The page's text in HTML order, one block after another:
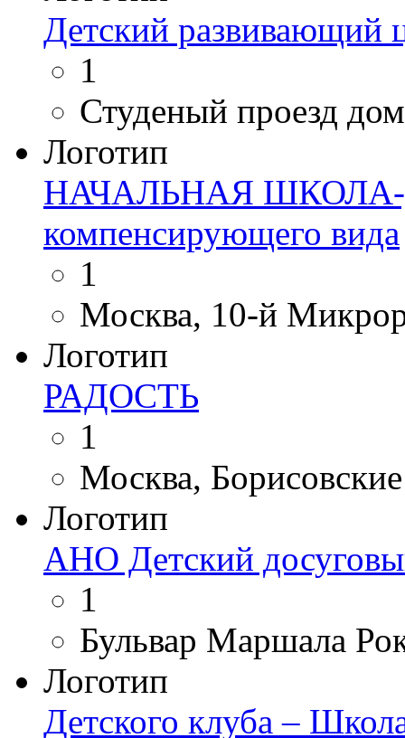
Детский развивающий
1
Студеный проезд
Логотип
НАЧАЛЬНАЯ
компенсирующего вида
1
Москва, 10-й
Логотип
РАДОСТЬ
1
Москва,
Логотип
АНО Детский
1
Бульвар Маршала
Логотип
Детского клуба –